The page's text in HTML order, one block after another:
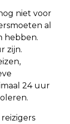
niet voor
al
hebben.
zijn.
24 uur